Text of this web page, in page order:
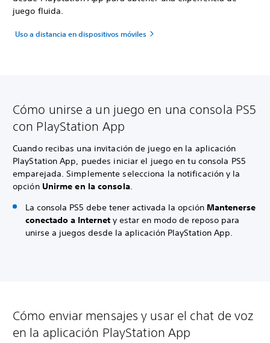
juego fluida.
Uso a distancia en dispositivos móviles
Cómo unirse a un juego en una consola PS5
con PlayStation App
Cuando recibas una invitación de juego en la aplicación
PlayStation App, puedes iniciar el juego en tu consola PS5
emparejada. Simplemente selecciona la notificación y la
opción Unirme en la consola.
La consola PS5 debe tener activada la opción Mantenerse
conectado a Internet y estar en modo de reposo para
unirse a juegos desde la aplicación PlayStation App.
Cómo enviar mensajes y usar el chat de voz
en la aplicación PlayStation App